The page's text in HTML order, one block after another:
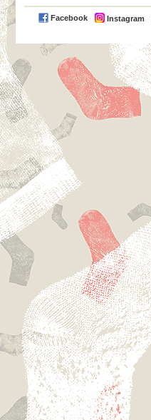
Facebook Instagram